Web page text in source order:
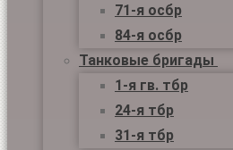
71-я осбр
84-я осбр
Танковые бригады
1-я гв. тбр
24-я тбр
31-я тбр